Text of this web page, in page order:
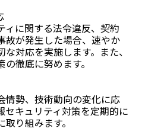
ィに関する法令違反、契約
故が発生した場合、速やか
対応を実施します。また、
徹底に努めます。
情勢、技術動向の変化に応
セキュリティ対策を定期的に
り組みます。